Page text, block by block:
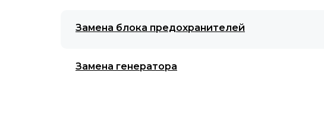
Замена блока предохранителей
Замена генератора